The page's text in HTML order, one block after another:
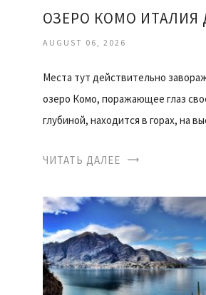
AUGUST 06, 2026
Места тут действительно
озеро Комо, поражающее глаз
глубиной, находится в горах, на
ЧИТАТЬ ДАЛЕЕ